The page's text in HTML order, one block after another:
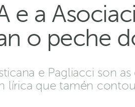
e a
o peche
e Pagliacci son
lírica que tamén